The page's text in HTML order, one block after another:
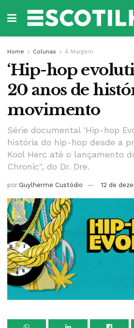
Home Colunas À Margem
‘Hip-hop
20 anos de
movimento
Série documental 'Hip-hop
história do hip-hop desde a
Kool Herc até o lançamento
Chronic", do Dr. Dre.
por Guylherme Custódio 12 de